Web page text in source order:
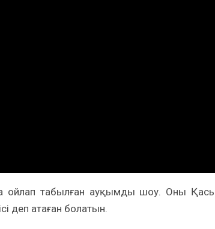
ойлап табылған ауқымды шоу. Оны
деп атаған болатын.